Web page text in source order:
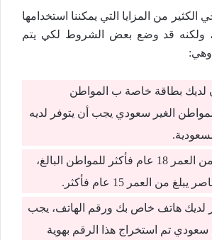
الكثير من المزايا التي يمكننا استخدامها
ولكنه قد وضع بعض الشروط لكي يتم
لديك بطاقة خاصة ب المواطن
الغير سعودي يجب أن يتوفر لديه
يجب أن تبلغ من العمر 18 عام فأكثر للمواطن البالغ،
من العمر 15 عام فأكثر.
لديك هاتف خاص بك ورقم الهاتف، يجب
تم استخراج هذا الرقم بهوية